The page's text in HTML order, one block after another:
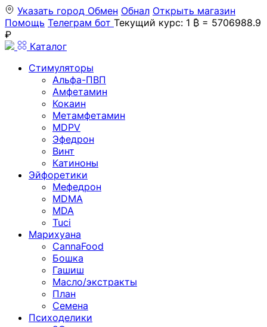
Указать город Обмен Обнал Открыть магазин
Помощь Телеграм бот Текущий курс: 1 ₿ = 5706988.9
₽
Каталог
Стимуляторы
Альфа-ПВП
Амфетамин
Кокаин
Метамфетамин
MDPV
Эфедрон
Винт
Катиноны
Эйфоретики
Мефедрон
MDMA
MDA
Tuci
Марихуана
CannaFood
Бошка
Гашиш
Масло/экстракты
План
Семена
Психоделики